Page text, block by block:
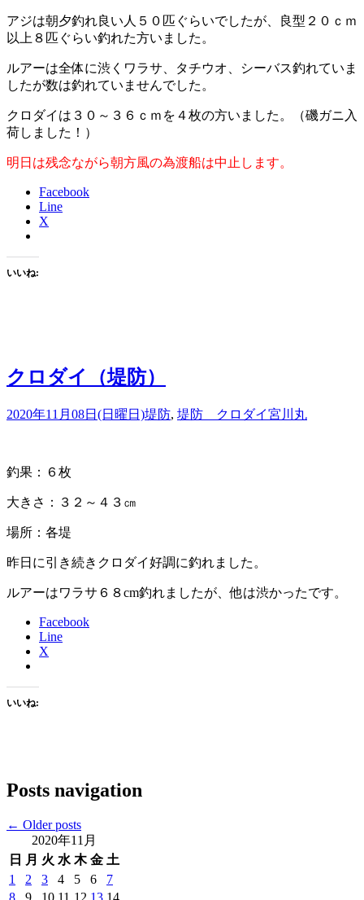
アジは朝夕釣れ良い人５０匹ぐらいでしたが、良型２０ｃｍ
以上８匹ぐらい釣れた方いました。
ルアーは全体に渋くワラサ、タチウオ、シーバス釣れていま
したが数は釣れていませんでした。
クロダイは３０～３６ｃｍを４枚の方いました。（磯ガニ入
荷しました！）
明日は残念ながら朝方風の為渡船は中止します。
Facebook
Line
X
いいね:
クロダイ（堤防）
2020年11月08日(日曜日)堤防, 堤防 クロダイ宮川丸
釣果：６枚
大きさ：３２～４３㎝
場所：各堤
昨日に引き続きクロダイ好調に釣れました。
ルアーはワラサ６８cm釣れましたが、他は渋かったです。
Facebook
Line
X
いいね:
Posts navigation
← Older posts
2020年11月
日
月 火 水 木 金 土
1
2 3 4 5 6
7
8
9 10 11 12 13 14